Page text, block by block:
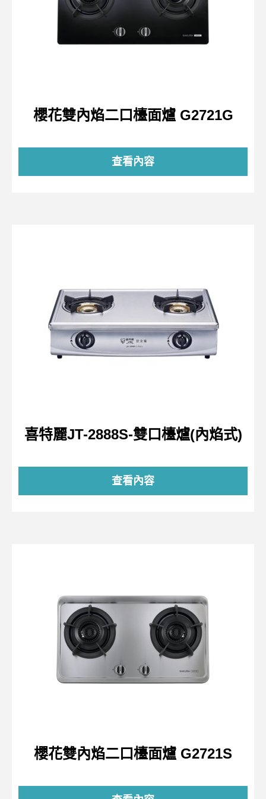
櫻花雙內焰二口檯面爐 G2721G
查看內容
喜特麗JT-2888S-雙口檯爐(內焰式)
查看內容
櫻花雙內焰二口檯面爐 G2721S